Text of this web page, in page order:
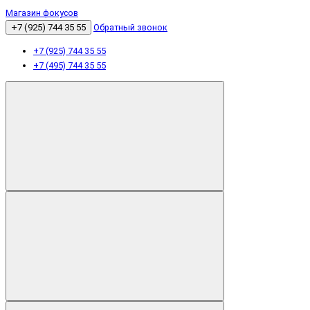
Магазин фокусов
+7 (925) 744 35 55
Обратный звонок
+7 (925) 744 35 55
+7 (495) 744 35 55